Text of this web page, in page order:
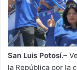
San Luis Potosí.–
la República por la